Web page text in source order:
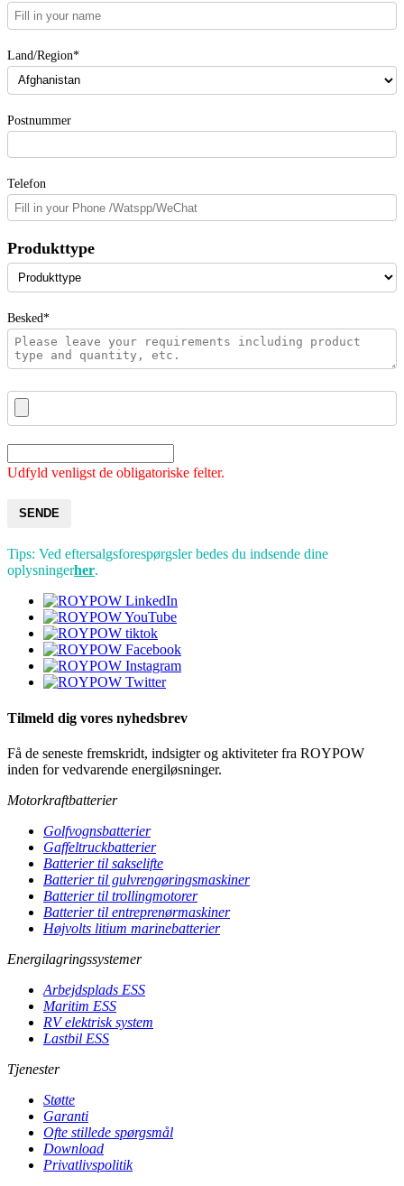
Land/Region*
Postnummer
Telefon
Produkttype
Besked*
Udfyld venligst de obligatoriske felter.
SENDE
Tips: Ved eftersalgsforespørgsler bedes du indsende dine
oplysningerher.
Tilmeld dig vores nyhedsbrev
Få de seneste fremskridt, indsigter og aktiviteter fra ROYPOW
inden for vedvarende energiløsninger.
Motorkraftbatterier
Golfvognsbatterier
Gaffeltruckbatterier
Batterier til sakselifte
Batterier til gulvrengøringsmaskiner
Batterier til trollingmotorer
Batterier til entreprenørmaskiner
Højvolts litium marinebatterier
Energilagringssystemer
Arbejdsplads ESS
Maritim ESS
RV elektrisk system
Lastbil ESS
Tjenester
Støtte
Garanti
Ofte stillede spørgsmål
Download
Privatlivspolitik